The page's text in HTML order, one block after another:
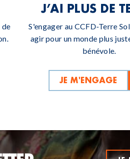
J’AI PLUS DE
S'engager au CCFD-Terre
agir pour un monde plus
bénévole.
JE M'ENGAGE